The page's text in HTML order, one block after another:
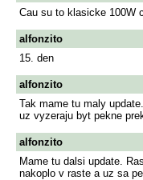
Cau su to klasicke 100W
alfonzito
15. den
alfonzito
Tak mame tu maly
uz vyzeraju byt pekne
alfonzito
Mame tu dalsi update.
nakoplo v raste a uz sa